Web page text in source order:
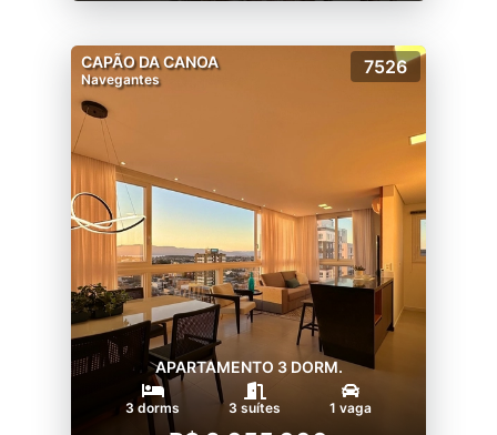
CAPÃO DA CANOA
Navegantes
7526
APARTAMENTO 3 DORM.
3 dorms 3 suítes 1 vaga